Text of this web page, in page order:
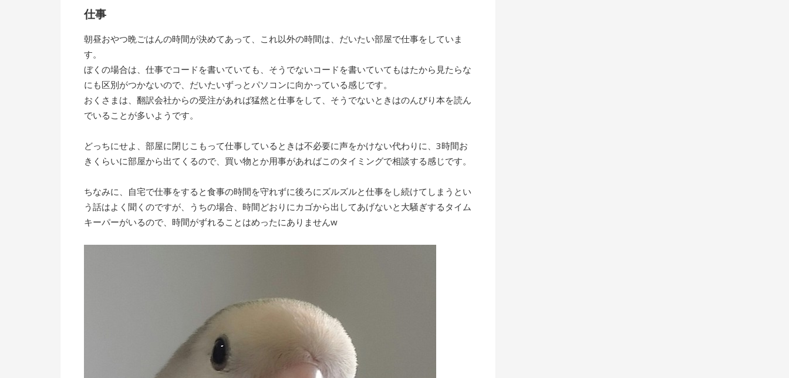
仕事
朝昼おやつ晩ごはんの時間が決めてあって、これ以外の時間は、だいたい部屋で仕事をしていま
す。
ぼくの場合は、仕事でコードを書いていても、そうでないコードを書いていてもはたから見たらな
にも区別がつかないので、だいたいずっとパソコンに向かっている感じです。
おくさまは、翻訳会社からの受注があれば猛然と仕事をして、そうでないときはのんびり本を読ん
でいることが多いようです。
どっちにせよ、部屋に閉じこもって仕事しているときは不必要に声をかけない代わりに、3時間お
きくらいに部屋から出てくるので、買い物とか用事があればこのタイミングで相談する感じです。
ちなみに、自宅で仕事をすると食事の時間を守れずに後ろにズルズルと仕事をし続けてしまうとい
う話はよく聞くのですが、うちの場合、時間どおりにカゴから出してあげないと大騒ぎするタイム
キーパーがいるので、時間がずれることはめったにありませんw